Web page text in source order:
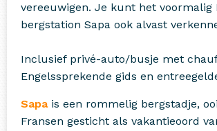
vereeuwigen. Je kunt het voormalig
bergstation Sapa ook alvast
Inclusief privé-auto/busje met
Engelssprekende gids en
Sapais een rommelig bergstadje,
Fransen gesticht als vakantieoord